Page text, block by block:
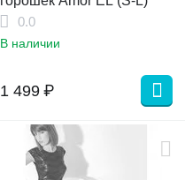
0.0
В наличии
1 499 ₽